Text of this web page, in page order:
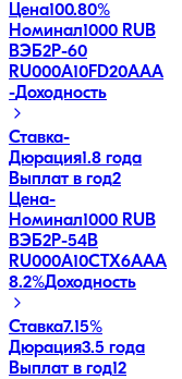
Цена100.80%
Номинал1000 RUB
ВЭБ2Р-60
RU000A10FD20AAA
-Доходность
Ставка-
Дюрация1.8 года
Выплат в год2
Цена-
Номинал1000 RUB
ВЭБ2Р-54В
RU000A10CTX6AAA
8.2%Доходность
Ставка7.15%
Дюрация3.5 года
Выплат в год12